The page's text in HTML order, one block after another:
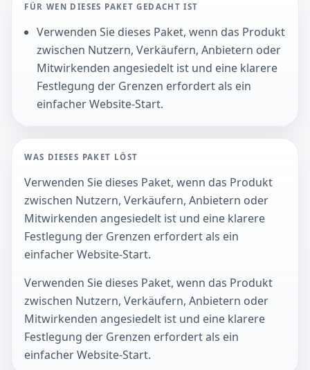
FÜR WEN DIESES PAKET GEDACHT IST
Verwenden Sie dieses Paket, wenn das Produkt
zwischen Nutzern, Verkäufern, Anbietern oder
Mitwirkenden angesiedelt ist und eine klarere
Festlegung der Grenzen erfordert als ein
einfacher Website-Start.
WAS DIESES PAKET LÖST
Verwenden Sie dieses Paket, wenn das Produkt
zwischen Nutzern, Verkäufern, Anbietern oder
Mitwirkenden angesiedelt ist und eine klarere
Festlegung der Grenzen erfordert als ein
einfacher Website-Start.
Verwenden Sie dieses Paket, wenn das Produkt
zwischen Nutzern, Verkäufern, Anbietern oder
Mitwirkenden angesiedelt ist und eine klarere
Festlegung der Grenzen erfordert als ein
einfacher Website-Start.